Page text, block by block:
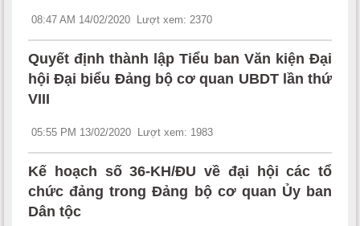
08:47 AM 14/02/2020 Lượt xem: 2370
Quyết định thành lập Tiểu ban Văn kiện Đại
hội Đại biểu Đảng bộ cơ quan UBDT lần thứ
VIII
05:55 PM 13/02/2020 Lượt xem: 1983
Kế hoạch số 36-KH/ĐU về đại hội các tổ
chức đảng trong Đảng bộ cơ quan Ủy ban
Dân tộc